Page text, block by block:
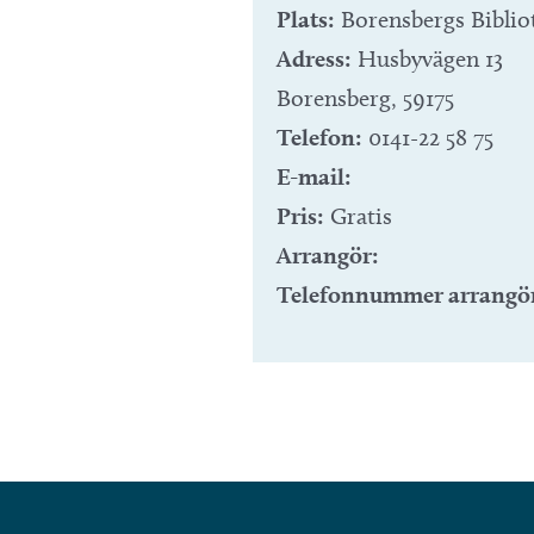
Plats: Borensbergs
Adress: Husbyvägen 13
Borensberg, 59175
Telefon: 0141-22 58 75
E-mail:
Pris: Gratis
Arrangör:
Telefonnummer